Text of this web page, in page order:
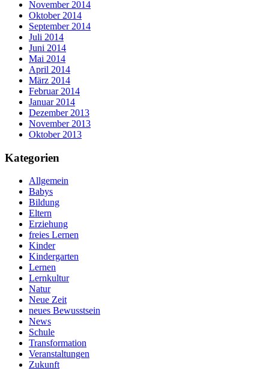
November 2014
Oktober 2014
September 2014
Juli 2014
Juni 2014
Mai 2014
April 2014
März 2014
Februar 2014
Januar 2014
Dezember 2013
November 2013
Oktober 2013
Kategorien
Allgemein
Babys
Bildung
Eltern
Erziehung
freies Lernen
Kinder
Kindergarten
Lernen
Lernkultur
Natur
Neue Zeit
neues Bewusstsein
News
Schule
Transformation
Veranstaltungen
Zukunft